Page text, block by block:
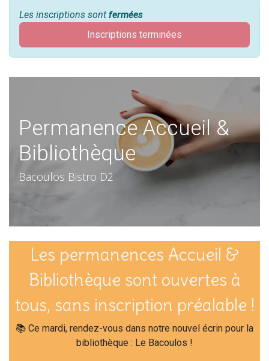
Les inscriptions sont fermées
Inscriptions terminées
Permanence Accueil &
Bibliothèque
Bacoulos Bistro D2
Les permanences Accueil &
Bibliothèque sont ouvertes à
tous, sans inscription préalable !
📚 Ce mardi, rendez-vous dans notre nouvel écrin pour la
bibliothèque : Le Bacoulos !